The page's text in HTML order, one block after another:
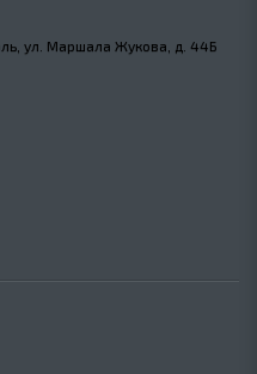
ул. Маршала Жукова, д. 44Б